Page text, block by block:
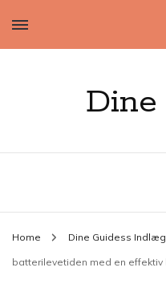
Dine
Home Dine Guidess Indlæg
batterilevetiden med en